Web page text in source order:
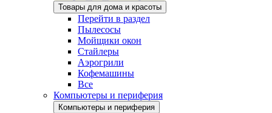
Товары для дома и красоты
Перейти в раздел
Пылесосы
Мойщики окон
Стайлеры
Аэрогрили
Кофемашины
Все
Компьютеры и периферия
Компьютеры и периферия